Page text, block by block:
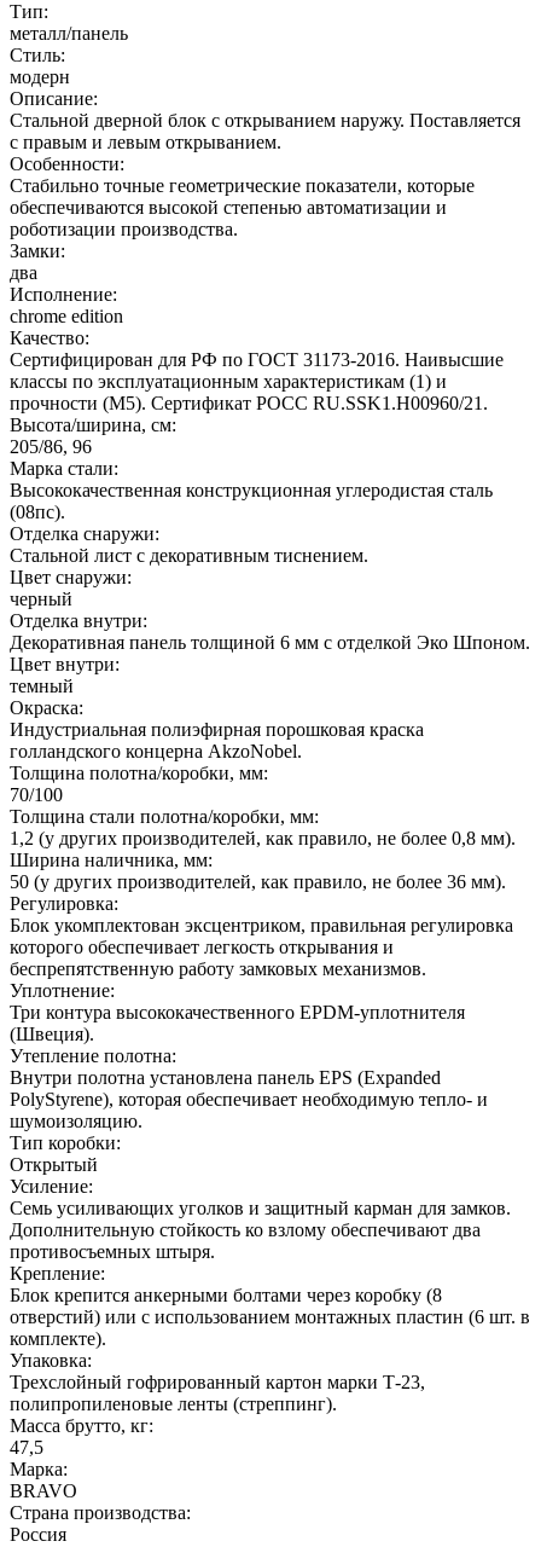
Тип:
металл/панель
Стиль:
модерн
Описание:
Стальной дверной блок с открыванием наружу. Поставляется
с правым и левым открыванием.
Особенности:
Стабильно точные геометрические показатели, которые
обеспечиваются высокой степенью автоматизации и
роботизации производства.
Замки:
два
Исполнение:
chrome edition
Качество:
Сертифицирован для РФ по ГОСТ 31173-2016. Наивысшие
классы по эксплуатационным характеристикам (1) и
прочности (М5). Сертификат POCC RU.SSK1.H00960/21.
Высота/ширина, см:
205/86, 96
Марка стали:
Высококачественная конструкционная углеродистая сталь
(08пс).
Отделка снаружи:
Стальной лист с декоративным тиснением.
Цвет снаружи:
черный
Отделка внутри:
Декоративная панель толщиной 6 мм с отделкой Эко Шпоном.
Цвет внутри:
темный
Окраска:
Индустриальная полиэфирная порошковая краска
голландского концерна AkzoNobel.
Толщина полотна/коробки, мм:
70/100
Толщина стали полотна/коробки, мм:
1,2 (у других производителей, как правило, не более 0,8 мм).
Ширина наличника, мм:
50 (у других производителей, как правило, не более 36 мм).
Регулировка:
Блок укомплектован эксцентриком, правильная регулировка
которого обеспечивает легкость открывания и
беспрепятственную работу замковых механизмов.
Уплотнение:
Три контура высококачественного EPDM-уплотнителя
(Швеция).
Утепление полотна:
Внутри полотна установлена панель EPS (Expanded
PolyStyrene), которая обеспечивает необходимую тепло- и
шумоизоляцию.
Тип коробки:
Открытый
Усиление:
Семь усиливающих уголков и защитный карман для замков.
Дополнительную стойкость ко взлому обеспечивают два
противосъемных штыря.
Крепление:
Блок крепится анкерными болтами через коробку (8
отверстий) или с использованием монтажных пластин (6 шт. в
комплекте).
Упаковка:
Трехслойный гофрированный картон марки Т-23,
полипропиленовые ленты (стреппинг).
Масса брутто, кг:
47,5
Марка:
BRAVO
Страна производства:
Россия